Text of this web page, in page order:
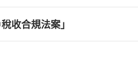
收合規法案」